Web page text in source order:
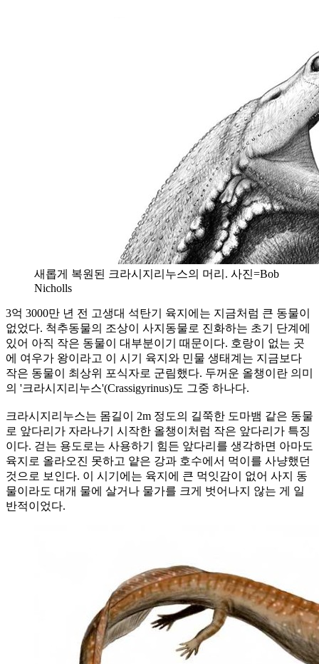
새롭게 복원된 크라시지리누스의 머리. 사진=Bob
Nicholls
3억 3000만 년 전 고생대 석탄기 육지에는 지금처럼 큰 동물이
없었다. 척추동물의 조상이 사지동물로 진화하는 초기 단계에
있어 아직 작은 동물이 대부분이기 때문이다. 호랑이 없는 곳
에 여우가 왕이라고 이 시기 육지와 민물 생태계는 지금보다
작은 동물이 최상위 포식자로 군림했다. 두꺼운 올챙이란 의미
의 '크라시지리누스'(Crassigyrinus)도 그중 하나다.
크라시지리누스는 몸길이 2m 정도의 길쭉한 도마뱀 같은 동물
로 앞다리가 자라나기 시작한 올챙이처럼 작은 앞다리가 특징
이다. 걷는 용도로는 사용하기 힘든 앞다리를 생각하면 아마도
육지로 올라오진 못하고 얕은 강과 호수에서 먹이를 사냥했던
것으로 보인다. 이 시기에는 육지에 큰 먹잇감이 없어 사지 동
물이라도 대개 물에 살거나 물가를 크게 벗어나지 않는 게 일
반적이었다.